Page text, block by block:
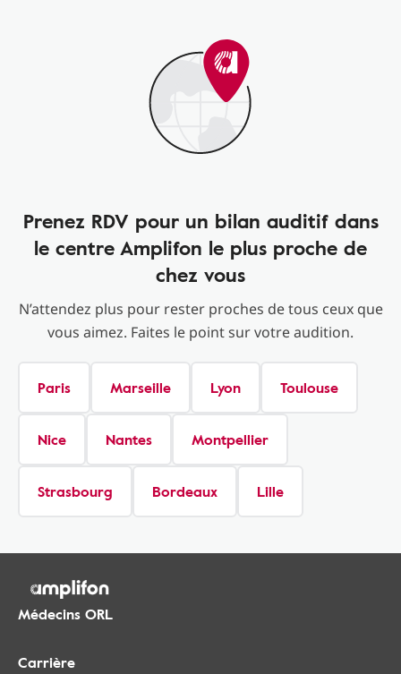
Prenez RDV pour un bilan auditif dans
le centre Amplifon le plus proche de
chez vous
N’attendez plus pour rester proches de tous ceux que
vous aimez. Faites le point sur votre audition.
Paris Marseille Lyon Toulouse
Nice Nantes Montpellier
Strasbourg Bordeaux Lille
Médecins ORL
Carrière